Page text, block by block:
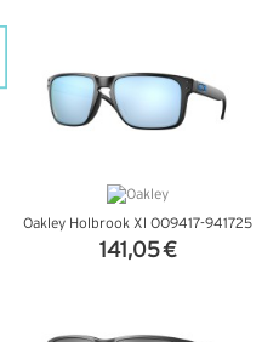
Oakley Holbrook Xl OO9417-941725
141,05 €